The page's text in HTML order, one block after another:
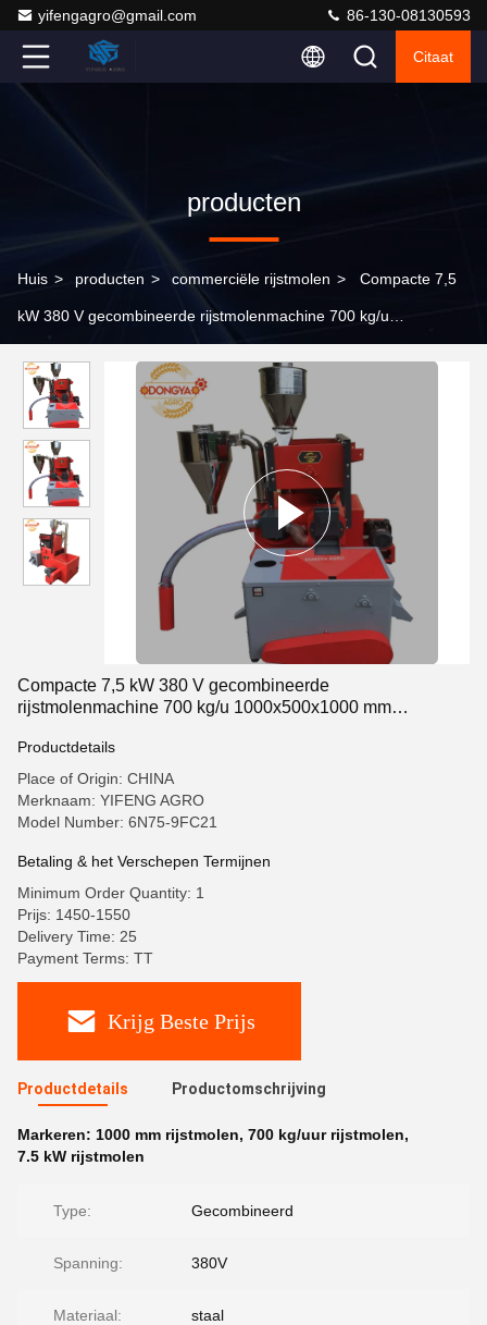
yifengagro@gmail.com 86-130-08130593
Citaat
producten
Huis > producten > commerciële rijstmolen > Compacte 7,5
kW 380 V gecombineerde rijstmolenmachine 700 kg/u
Compacte 7,5 kW 380 V gecombineerde
rijstmolenmachine 700 kg/u 1000x500x1000 mm
Productdetails
Place of Origin: CHINA
Merknaam: YIFENG AGRO
Model Number: 6N75-9FC21
Betaling & het Verschepen Termijnen
Minimum Order Quantity: 1
Prijs: 1450-1550
Delivery Time: 25
Payment Terms: TT
Krijg Beste Prijs
Productdetails Productomschrijving
Markeren: 1000 mm rijstmolen, 700 kg/uur rijstmolen,
7.5 kW rijstmolen
Type: Gecombineerd
Spanning: 380V
Materiaal: staal